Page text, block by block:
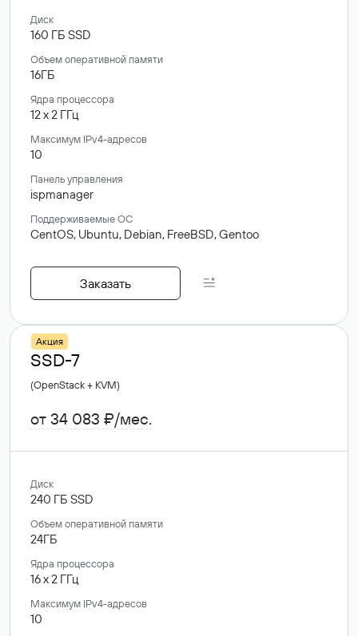
Диск
160 ГБ SSD
Объем оперативной памяти
16ГБ
Ядра процессора
12x2 ГГц
Максимум IPv4-адресов
10
Панель управления
ispmanager
Поддерживаемые ОС
CentOS, Ubuntu, Debian, FreeBSD,Gentoo
Заказать
Акция
SSD-7
(OpenStack + KVM)
от 34 083 ₽/мес.
Диск
240 ГБ SSD
Объем оперативной памяти
24ГБ
Ядра процессора
16x2 ГГц
Максимум IPv4-адресов
10